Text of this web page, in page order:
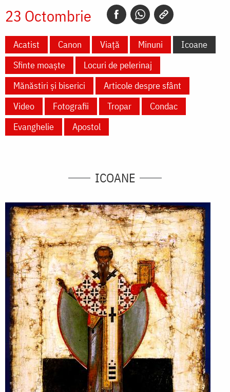
23 Octombrie
Acatist Canon Viață Minuni
Icoane
Sfinte moaște
Locuri de pelerinaj
Mănăstiri și biserici
Articole despre sfânt
Video
Fotografii Tropar
Condac
Evanghelie
Apostol
ICOANE